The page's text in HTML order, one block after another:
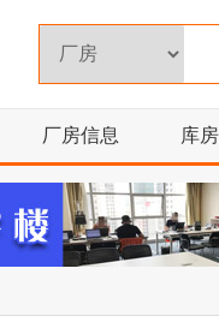
厂房信息 库